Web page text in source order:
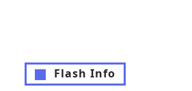
Flash Info